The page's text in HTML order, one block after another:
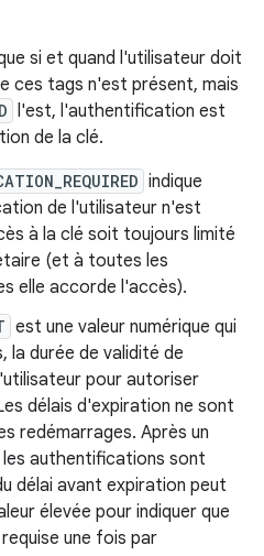
si et quand l'utilisateur doit
ces tags n'est présent, mais
l'est, l'authentification est
de la clé.
indique
de l'utilisateur n'est
à la clé soit toujours limité
(et à toutes les
elle accorde l'accès).
est une valeur numérique qui
la durée de validité de
pour autoriser
délais d'expiration ne sont
redémarrages. Après un
authentifications sont
délai avant expiration peut
élevée pour indiquer que
une fois par